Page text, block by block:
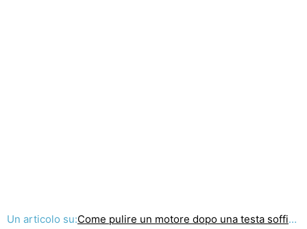
Un articolo su:Come pulire un motore dopo una testa soffiata Gasket